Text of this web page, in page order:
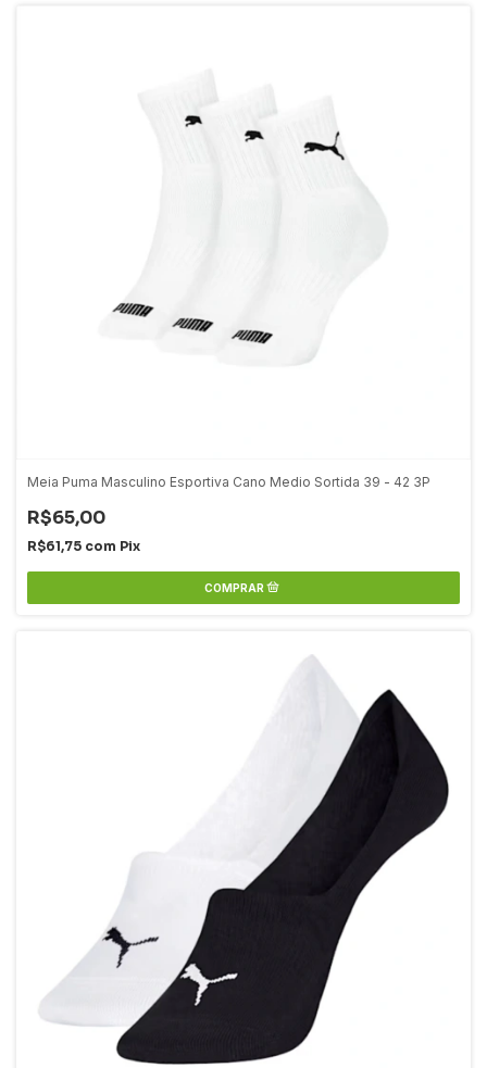
Meia Puma Masculino Esportiva Cano Medio Sortida 39 - 42 3P
R$65,00
R$61,75 com Pix